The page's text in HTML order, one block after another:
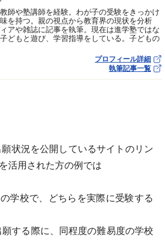
師や塾講師を経験。わが子の受験をきっかけ
を持つ。親の視点から教育界の現状を分析
アや雑誌に記事を執筆。現在は進学塾ではな
どもと遊び、学習指導をしている。子どもの
プロフィール詳細
執筆記事一覧
状況を公開しているサイトのリン
活用された方の例では
学校で、どちらを実際に受験する
する際に、同程度の難易度の学校